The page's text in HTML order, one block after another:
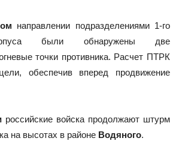
направлении подразделениями 1-го
были обнаружены две
точки противника. Расчет ПТРК
обеспечив вперед продвижение
российские войска продолжают штурм
на высотах в районе Водяного.